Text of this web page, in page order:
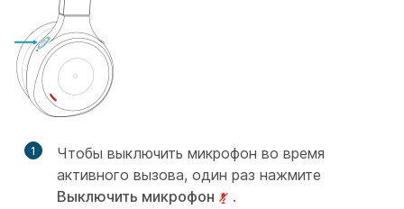
1
Чтобы выключить микрофон во время
активного вызова, один раз нажмите
Выключить микрофон
.